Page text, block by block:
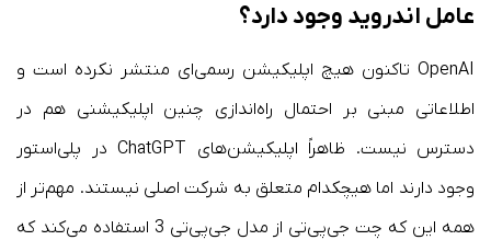
عامل اندروید وجود دارد؟
OpenAI تاکنون هیچ اپلیکیشن رسمی‌ای منتشر نکرده است و
اطلاعاتی مبنی بر احتمال راه‌اندازی چنین اپلیکیشنی هم در
دسترس نیست. ظاهراً اپلیکیشن‌های ChatGPT در پلی‌استور
وجود دارند اما هیچکدام متعلق به شرکت اصلی نیستند. مهم‌تر از
همه این که چت جی‌پی‌تی از مدل جی‌پی‌تی 3 استفاده می‌کند که